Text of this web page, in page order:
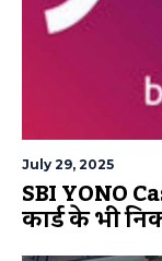
July 29, 2025
SBI YONO
कार्ड के भी